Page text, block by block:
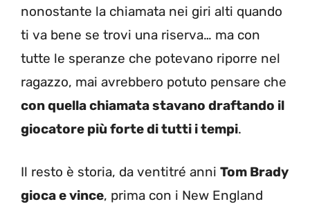
nonostante la chiamata nei giri alti quando
ti va bene se trovi una riserva… ma con
tutte le speranze che potevano riporre nel
ragazzo, mai avrebbero potuto pensare che
con quella chiamata stavano draftando il
giocatore più forte di tutti i tempi.
Il resto è storia, da ventitré anni Tom Brady
gioca e vince, prima con i New England